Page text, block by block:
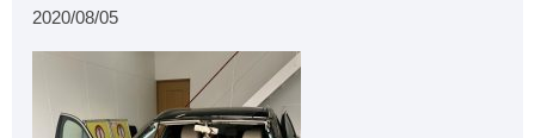
2020/08/05